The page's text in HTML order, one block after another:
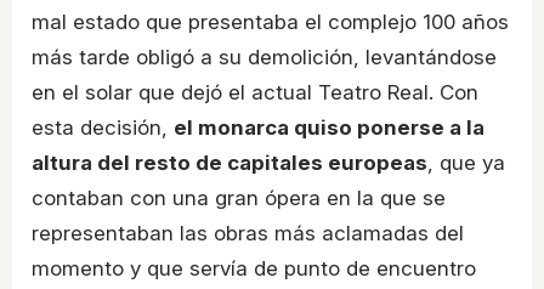
mal estado que presentaba el complejo 100 años
más tarde obligó a su demolición, levantándose
en el solar que dejó el actual Teatro Real. Con
esta decisión, el monarca quiso ponerse a la
altura del resto de capitales europeas , que ya
contaban con una gran ópera en la que se
representaban las obras más aclamadas del
momento y que servía de punto de encuentro